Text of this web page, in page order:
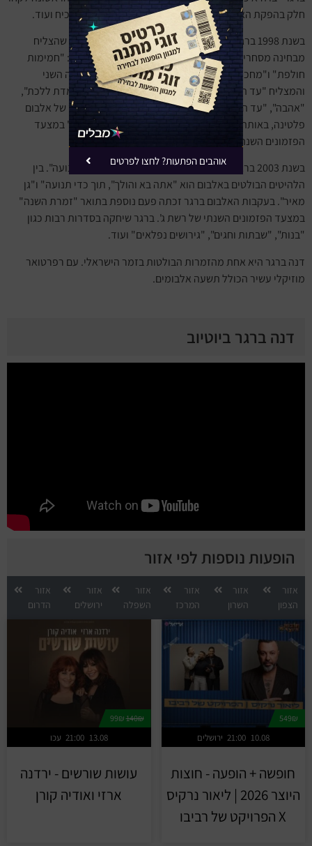
חלק בהפקת האלבום למשלברי סחרוף, ג'וני שועלי, רע מוכיח ועוד.
בשנת 1998 ברגר הוציאה את אלבומה השני "פשוט להיות" שהצליח
מבחינה מסחרית. בין הלהיטים הבולטים ביותר באלבום הם: "חמימות
חולפת" ו"מחכה לו". בשנת 2000 ברגר הוציאה את אלבומה השני
והמצליח "עד הקצה", האלבום כולל להיטים רבים כמו "לומדת ללכת",
"אהבה", "עד הקצה" ו"יש בזה טעם". האלבום קיבל מעמד של אלבום
פלטינה, באותה שנה ברגר זכתה בקטגוריית "זמרת השנה" במצעד
הפזמונים השנתי של רשת ג'.
בשנת 2003 ברגר הוציאה את אלבומה הרביעי "תוך כדי תנועה". בין
הלהיטים הבולטים באלבום הוא "אתה בא והולך", תוך כדי תנועה" ו"גן
מאיר". בעקבות האלבום ברגר זכתה פעם נוספת בתואר "זמרת השנה"
במצעד הפזמונים השנתי של רשת ג'. ברגר שיחקה בסדרות רבות כגון
"בנות", "שבתות וחגים", "גירושים נפלאים" ועוד.
דנה ברגר היא אחת מהזמרות הבולטות בזמר הישראלי. עם רפרטואר
מוזיקלי עשיר הכולל תשעה אלבומים.
דנה ברגר ביוטיוב
הופעות נוספות לפי אזור
אזור
הצפון
אזור
השרון
אזור
המרכז
אזור
השפלה
אזור
ירושלים
אזור
הדרום
549₪
ירושלים 21:00 10.08
חופשה + הופעה - חוצות
היוצר 2026 | ליאור נרקיס
X הפרויקט של רביבו
140₪
99₪
עכו 21:00 13.08
עושות שורשים - ירדנה
ארזי ואודיה קורן
אוהבים הפתעות? לחצו לפרטים